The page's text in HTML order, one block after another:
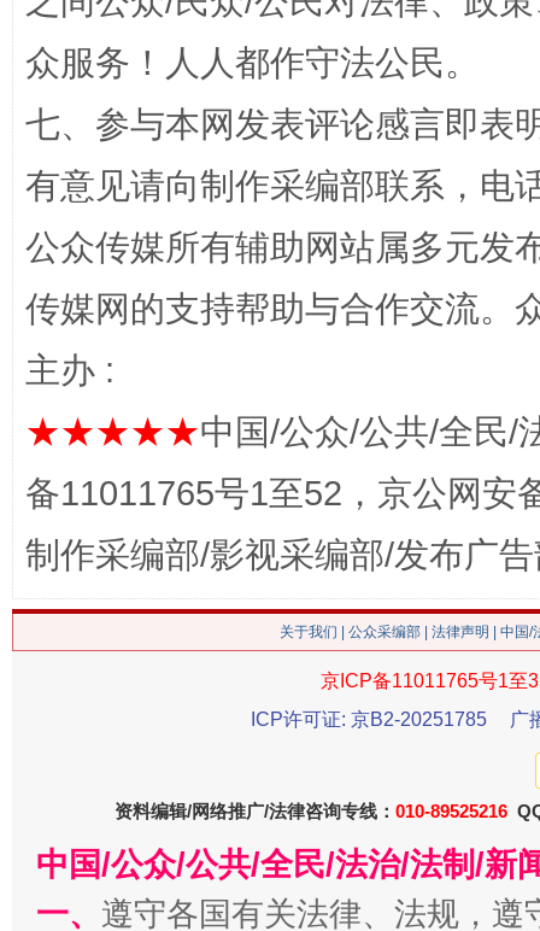
今
习近平的博鳌关键词
众服务！人人都作守法公民。
七、参与本网发表评论感言即表
有意见请向制作采编部联系，电
公众传媒所有辅助网站属多元发
传媒网的支持帮助与合作交流。
主办 :
★★★★★中国/公众/公共/全民/
备11011765号1至52，京公网安
制作采编部/影视采编部/发布广
关于我们 公众采编部 法律声明 | 中国
京ICP备11011765号1至
ICP许可证: 京B2-20251785
广
资料编辑/网络推广/法律咨询专线： 010-89525216
中国/公众/公共/全民/法治/法制/新
一、 遵守各国有关法律、法规，